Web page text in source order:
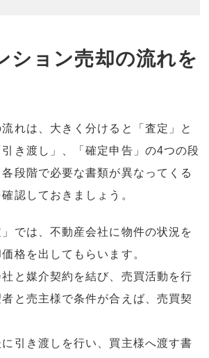
ション売却の流れを
れは、大きく分けると「査定」と
引き渡し」、「確定申告」の4つの段
段階で必要な書類が異なってくる
認しておきましょう。
では、不動産会社に物件の状況を
格を出してもらいます。
と媒介契約を結び、売買活動を行
と売主様で条件が合えば、売買契
引き渡しを行い、買主様へ渡す書